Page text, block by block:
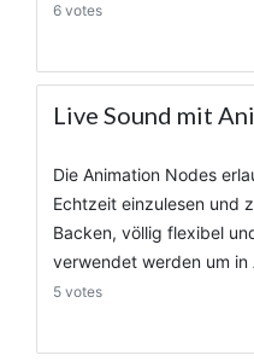
6 votes
Live Sound mit
Die Animation Nodes
Echtzeit einzulesen und
Backen, völlig flexibel
verwendet werden um in
5 votes